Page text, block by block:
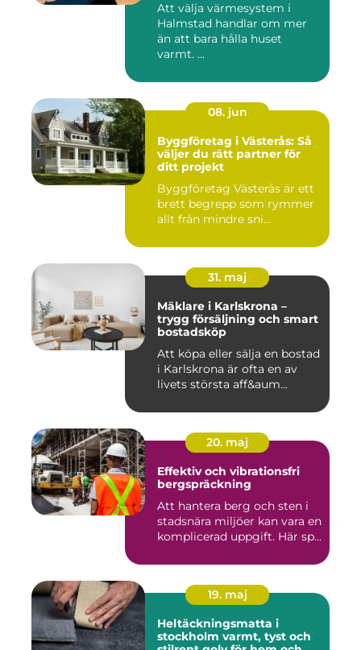
Att välja värmesystem i
Halmstad handlar om mer
än att bara hålla huset
varmt. ...
08. jun
Byggföretag i Västerås: Så
väljer du rätt partner för
ditt projekt
Byggföretag Västerås är ett
brett begrepp som rymmer
allt från mindre sni...
31. maj
Mäklare i Karlskrona –
trygg försäljning och smart
bostadsköp
Att köpa eller sälja en bostad
i Karlskrona är ofta en av
livets största aff&aum...
20. maj
Effektiv och vibrationsfri
bergspräckning
Att hantera berg och sten i
stadsnära miljöer kan vara en
komplicerad uppgift. Här sp...
19. maj
Heltäckningsmatta i
stockholm varmt, tyst och